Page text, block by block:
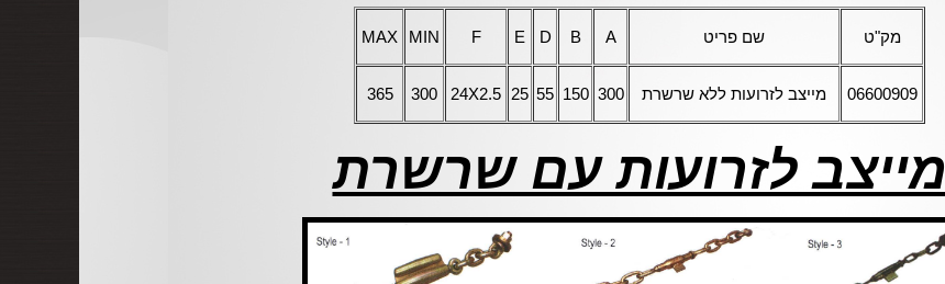
מק"ט שם פריט A
B
D
E
F
MIN
MAX
06600909 מייצב לזרועות ללא שרשרת 300
150
55
25
24X2.5
300
365
מייצב לזרועות עם שרשרת